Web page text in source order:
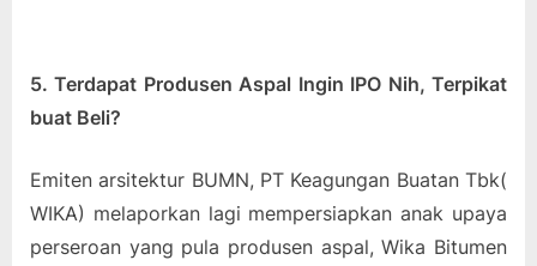
5. Terdapat Produsen Aspal Ingin IPO Nih, Terpikat
buat Beli?
Emiten arsitektur BUMN, PT Keagungan Buatan Tbk(
WIKA) melaporkan lagi mempersiapkan anak upaya
perseroan yang pula produsen aspal, Wika Bitumen